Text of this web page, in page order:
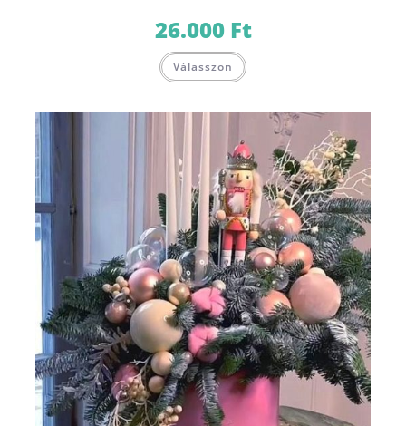
26.000 Ft
Válasszon